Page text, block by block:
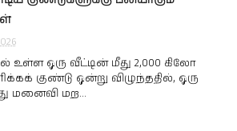
ஒரு வீட்டின் மீது 2,000 கிலோ
குண்டு ஒன்று விழுந்ததில், ஒரு
மனைவி மற...